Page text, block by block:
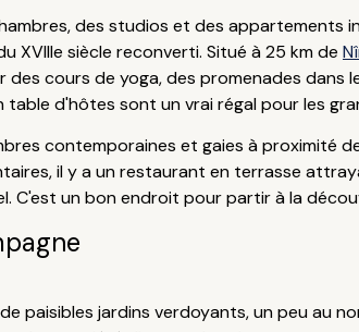
des studios et des appartements
XVIIIe siècle reconverti. Situé à 25 km de
cours de yoga, des promenades dans
table d'hôtes sont un vrai régal pour les
contemporaines et gaies à proximité
il y a un restaurant en terrasse
C'est un bon endroit pour partir à la
paisibles jardins verdoyants, un peu au